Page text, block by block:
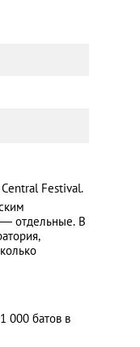
Festival.
отдельные. В
000 батов в